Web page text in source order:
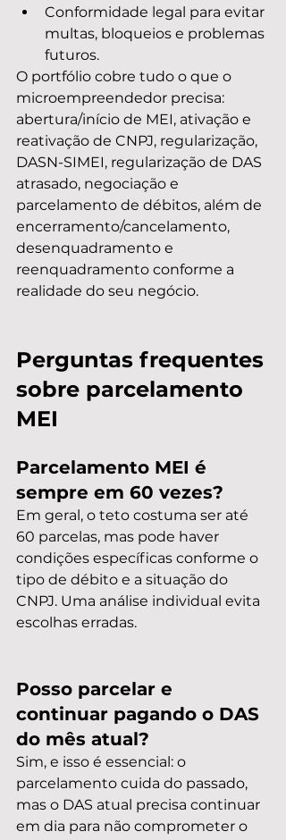
Conformidade legal para evitar
multas, bloqueios e problemas
futuros.
O portfólio cobre tudo o que o
microempreendedor precisa:
abertura/início de MEI, ativação e
reativação de CNPJ, regularização,
DASN-SIMEI, regularização de DAS
atrasado, negociação e
parcelamento de débitos, além de
encerramento/cancelamento,
desenquadramento e
reenquadramento conforme a
realidade do seu negócio.
Perguntas frequentes
sobre parcelamento
MEI
Parcelamento MEI é
sempre em 60 vezes?
Em geral, o teto costuma ser até
60 parcelas, mas pode haver
condições específicas conforme o
tipo de débito e a situação do
CNPJ. Uma análise individual evita
escolhas erradas.
Posso parcelar e
continuar pagando o DAS
do mês atual?
Sim, e isso é essencial: o
parcelamento cuida do passado,
mas o DAS atual precisa continuar
em dia para não comprometer o